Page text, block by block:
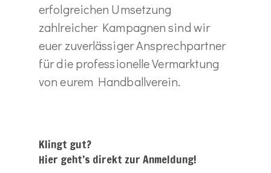
erfolgreichen Umsetzung
zahlreicher Kampagnen sind wir
euer zuverlässiger Ansprechpartner
für die professionelle Vermarktung
von eurem Handballverein.
Klingt gut?
Hier geht’s direkt zur Anmeldung!